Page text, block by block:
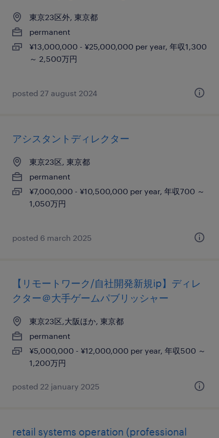
東京23区外, 東京都
permanent
¥13,000,000 - ¥25,000,000 per year, 年収1,300
～ 2,500万円
posted 27 august 2024
アシスタントディレクター
東京23区, 東京都
permanent
¥7,000,000 - ¥10,500,000 per year, 年収700 ～
1,050万円
posted 6 march 2025
【リモートワーク/自社開発新規ip】ディレ
クター＠大手ゲームパブリッシャー
東京23区,大阪ほか, 東京都
permanent
¥5,000,000 - ¥12,000,000 per year, 年収500 ～
1,200万円
posted 22 january 2025
retail systems operation (professional